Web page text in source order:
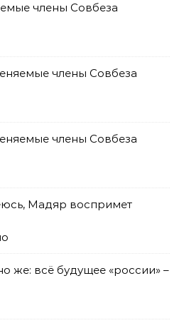
члены Совбеза
члены Совбеза
члены Совбеза
Мадяр воспримет
же: всё будущее «россии» –